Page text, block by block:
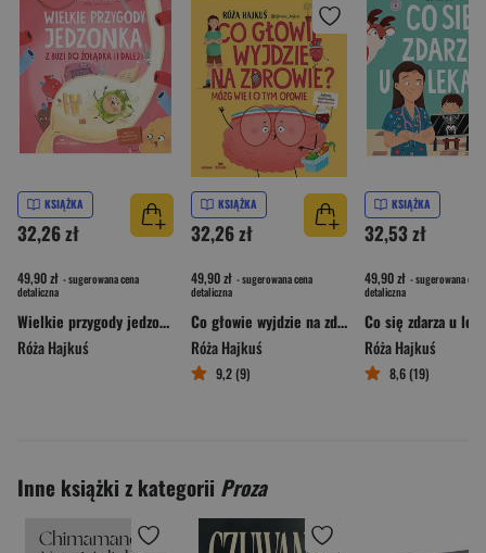
KSIĄŻKA
32,26 zł
49,90 zł - sugerowana cena
detaliczna
Wielkie przygody jedzonka. Z buzi do żołądka (i dalej)
Róża Hajkuś
KSIĄŻKA
32,26 zł
49,90 zł - sugerowana cena
detaliczna
Co głowie wyjdzie na zdrowie? Mózg wie i o tym opowie
Róża Hajkuś
9,2 (9)
KSIĄŻKA
32,53 zł
49,90 zł - sugerowana cena
detaliczna
Co się zdarza u
Róża Hajkuś
8,6 (19)
Inne książki z kategorii Proza